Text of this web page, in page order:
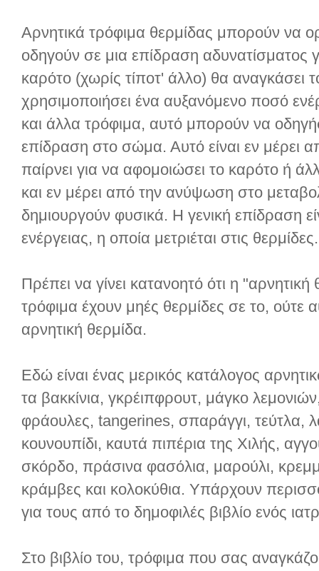
Αρνητικά τρόφιμα θερμίδας μπορούν να
οδηγούν σε μια επίδραση
καρότο (χωρίς τίποτ' άλλο) θα αναγκάσει
χρησιμοποιήσει ένα αυξανόμενο ποσό
και άλλα τρόφιμα, αυτό μπορούν να
επίδραση στο σώμα. Αυτό είναι εν μέρει
παίρνει για να αφομοιώσει το καρότο ή
και εν μέρει από την ανύψωση στο
δημιουργούν φυσικά. Η γενική επίδραση
ενέργειας, η οποία μετριέται στις θερμίδες.
Πρέπει να γίνει κατανοητό ότι η "αρνητική
τρόφιμα έχουν μηές θερμίδες σε το, ούτε
αρνητική θερμίδα.
Εδώ είναι ένας μερικός κατάλογος
τα βακκίνια, γκρέιπφρουτ, μάγκο
φράουλες, tangerines, σπαράγγι, τεύτλα,
κουνουπίδι, καυτά πιπέρια της Χιλής,
σκόρδο, πράσινα φασόλια, μαρούλι,
κράμβες και κολοκύθια. Υπάρχουν
για τους από το δημοφιλές βιβλίο ενός
Στο βιβλίο του, τρόφιμα που σας